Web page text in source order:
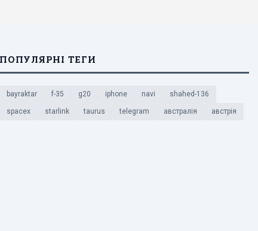
ПОПУЛЯРНІ ТЕГИ
bayraktar f-35 g20 iphone navi shahed-136
spacex starlink taurus telegram австралія австрія